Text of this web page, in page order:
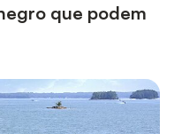
que podem